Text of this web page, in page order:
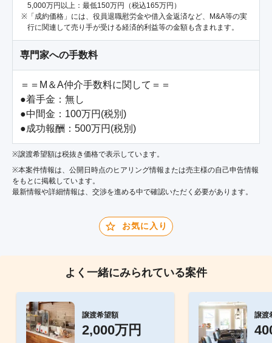
5,000万円以上：最低150万円（税込165万円）
「成約価格」には、役員退職慰労金や借入金返済など、M&A等の実
行に関連して売り手が受ける経済的利益等の金額も含まれます。
専門家への手数料
＝＝M＆A仲介手数料に関して＝＝
●着手金：無し
●中間金：100万円(税別)
※譲渡希望額は税抜き価格で表示しています。
※本案件情報は、公開日時点のヒアリング情報または売主様の自己申告情報
をもとに掲載しています。
最新情報や詳細情報は、交渉を進める中で確認いただく必要があります。
お気に入り
よく一緒にみられている案件
譲渡希望額
2,000万円
譲渡